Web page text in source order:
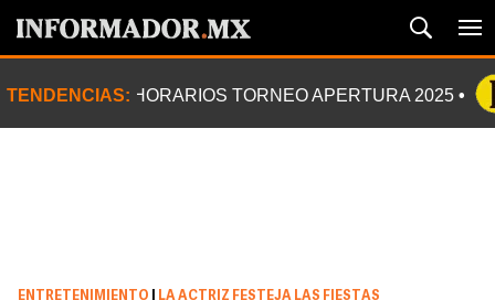
TENDENCIAS: HORARIOS TORNEO APERTURA 2025
ENTRETENIMIENTO
LA ACTRIZ FESTEJA LAS FIESTAS